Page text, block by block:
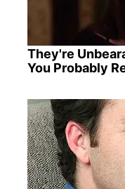
They're
You Probably